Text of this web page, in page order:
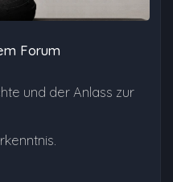
Forum
und der Anlass zur